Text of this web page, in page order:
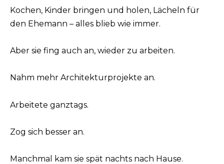
Kochen, Kinder bringen und holen, Lächeln für
den Ehemann – alles blieb wie immer.
Aber sie fing auch an, wieder zu arbeiten.
Nahm mehr Architekturprojekte an.
Arbeitete ganztags.
Zog sich besser an.
Manchmal kam sie spät nachts nach Hause.